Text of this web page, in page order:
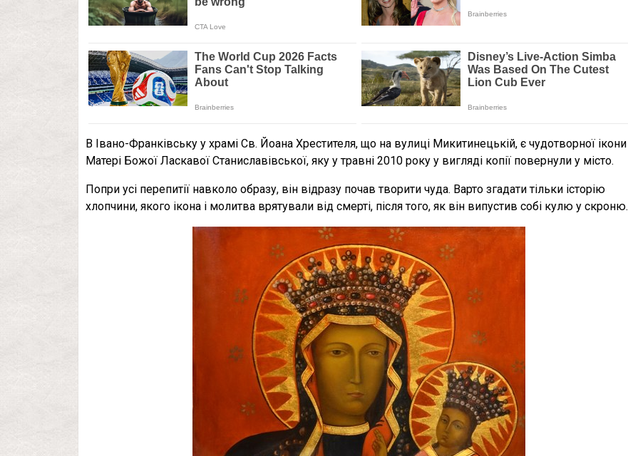
В Івано-Франківську у храмі Св. Йоана Хрестителя, що на вулиці Микитинецькій, є чудотворної ікони
Матері Божої Ласкавої Станиславівської, яку у травні 2010 року у вигляді копії повернули у місто.
Попри усі перепитії навколо образу, він відразу почав творити чуда. Варто згадати тільки історію
хлопчини, якого ікона і молитва врятували від смерті, після того, як він випустив собі кулю у скроню.